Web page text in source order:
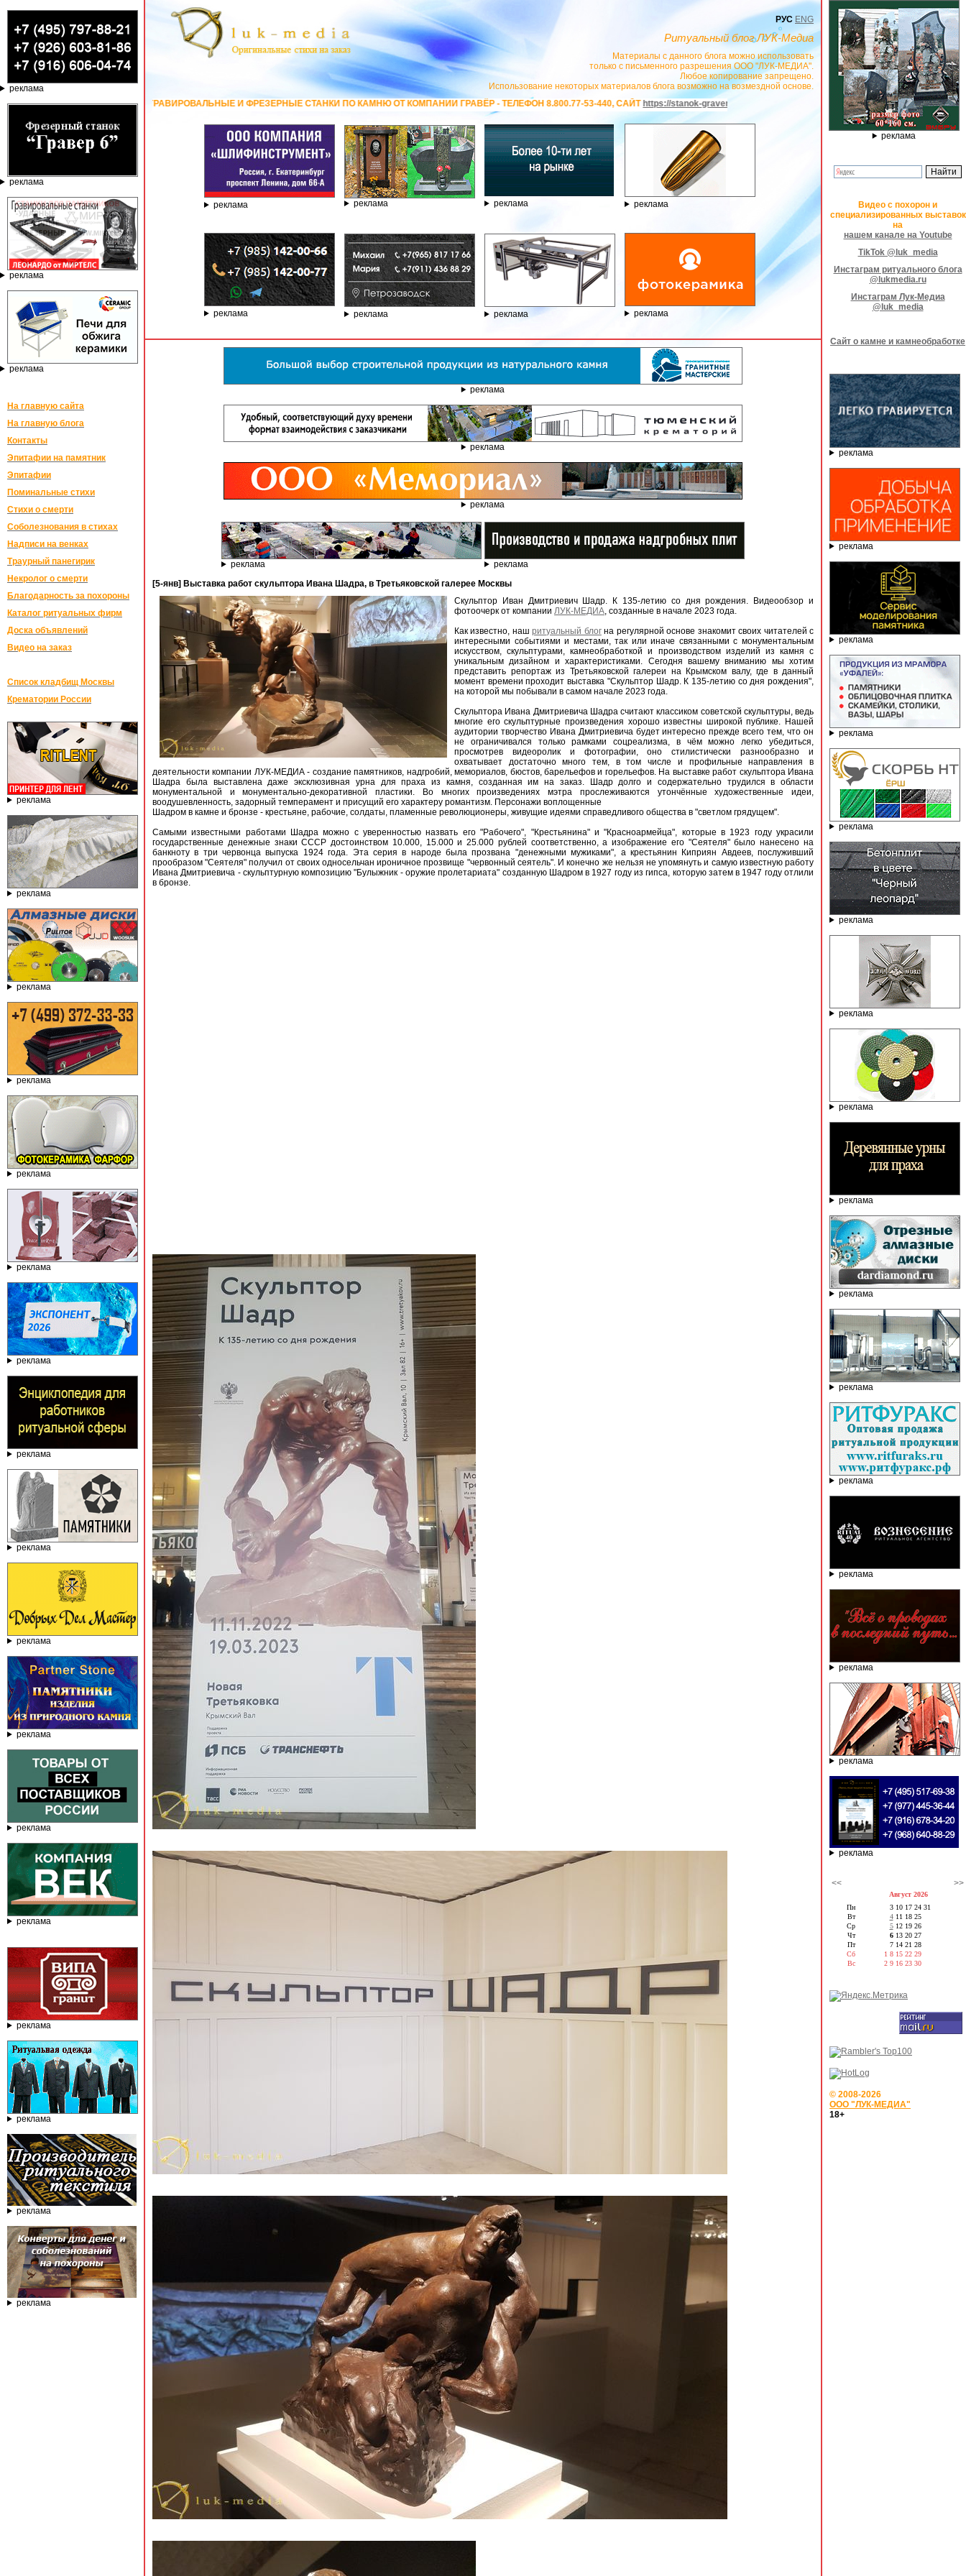
реклама
реклама
реклама
реклама
На главную сайта
На главную блога
Контакты
Эпитафии на памятник
Эпитафии
Поминальные стихи
Стихи о смерти
Соболезнования в стихах
Надписи на венках
Траурный панегирик
Некролог о смерти
Благодарность за похороны
Каталог ритуальных фирм
Доска объявлений
Видео на заказ
Список кладбищ Москвы
Крематории России
реклама
реклама
реклама
реклама
реклама
реклама
реклама
реклама
реклама
реклама
реклама
реклама
реклама
реклама
реклама
реклама
реклама
РУС ENG
Ритуальный блог ЛУК-Медиа
Материалы с данного блога можно использовать
только с письменного разрешения ООО "ЛУК-МЕДИА".
Любое копирование запрещено.
Использование некоторых материалов блога возможно на возмездной основе.
ГРАВИРОВАЛЬНЫЕ И ФРЕЗЕРНЫЕ СТАНКИ ПО КАМНЮ ОТ КОМПАНИИ ГРАВЁР - ТЕЛЕФОН 8.800.77-53-440, САЙТhttps://stanok-graver.ru- РЕКЛАМОДАТЕЛЬ ИП Павленко С.В. ИНН: 233008852896. Erid:
реклама реклама реклама реклама
реклама реклама реклама реклама
реклама
реклама
реклама
реклама
реклама
[5-янв] Выставка работ скульптора Ивана Шадра, в Третьяковской галерее Москвы
Скульптор Иван Дмитриевич Шадр. К 135-летию со дня рождения. Видеообзор и
фотоочерк от компании ЛУК-МЕДИА, созданные в начале 2023 года.
Как известно, нашритуальный блогна регулярной основе знакомит своих читателей с
интересными событиями и местами, так или иначе связанными с монументальным
искусством, скульптурами, камнеобработкой и производством изделий из камня с
уникальным дизайном и характеристиками. Сегодня вашему вниманию мы хотим
представить репортаж из Третьяковской галереи на Крымском валу, где в данный
момент времени проходит выставка "Скульптор Шадр. К 135-летию со дня рождения",
на которой мы побывали в самом начале 2023 года.
Скульптора Ивана Дмитриевича Шадра считают классиком советской скульптуры, ведь
многие его скульптурные произведения хорошо известны широкой публике. Нашей
аудитории творчество Ивана Дмитриевича будет интересно прежде всего тем, что он
не ограничивался только рамками соцреализма, в чём можно легко убедиться,
просмотрев видеоролик и фотографии, оно стилистически разнообразно и
охватывает достаточно много тем, в том числе и профильные направления в
деятельности компании ЛУК-МЕДИА - создание памятников, надгробий, мемориалов, бюстов, барельефов и горельефов. На выставке работ скульптора Ивана
Шадра была выставлена даже эксклюзивная урна для праха из камня, созданная им на заказ. Шадр долго и содержательно трудился в области
монументальной и монументально-декоративной пластики. Во многих произведениях мэтра прослеживаются утончённые художественные идеи,
воодушевленность, задорный темперамент и присущий его характеру романтизм. Персонажи воплощенные
Шадром в камне и бронзе - крестьяне, рабочие, солдаты, пламенные революционеры, живущие идеями справедливого общества в "светлом грядущем".
Самыми известными работами Шадра можно с уверенностью назвать его "Рабочего", "Крестьянина" и "Красноармейца", которые в 1923 году украсили
государственные денежные знаки СССР достоинством 10.000, 15.000 и 25.000 рублей соответственно, а изображение его "Сеятеля" было нанесено на
банкноту в три червонца выпуска 1924 года. Эта серия в народе была прозвана "денежными мужиками", а крестьянин Киприян Авдеев, послуживший
прообразом "Сеятеля" получил от своих односельчан ироничное прозвище "червонный сеятель". И конечно же нельзя не упомянуть и самую известную работу
Ивана Дмитриевича - скульптурную композицию "Булыжник - оружие пролетариата" созданную Шадром в 1927 году из гипса, которую затем в 1947 году отлили
в бронзе.
реклама
Видео с похорон и
специализированных выставок
на
нашем канале на Youtube
TikTok @luk_media
Инстаграм ритуального блога
@lukmedia.ru
Инстаграм Лук-Медиа
@luk_media
Сайт о камне и камнеобработке
реклама
реклама
реклама
реклама
реклама
реклама
реклама
реклама
реклама
реклама
реклама
реклама
реклама
реклама
реклама
реклама
<< >>
Август 2026
Пн
Вт
Ср
Чт
Пт
Сб
Вс
3 10 17 24 31
4 11 18 25
5 12 19 26
6 13 20 27
7 14 21 28
1 8 15 22 29
2 9 16 23 30
© 2008-2026
ООО "ЛУК-МЕДИА"
18+